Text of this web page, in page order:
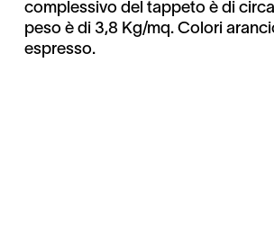
complessivo del tappeto è di
peso è di 3,8 Kg/mq. Colori
espresso.